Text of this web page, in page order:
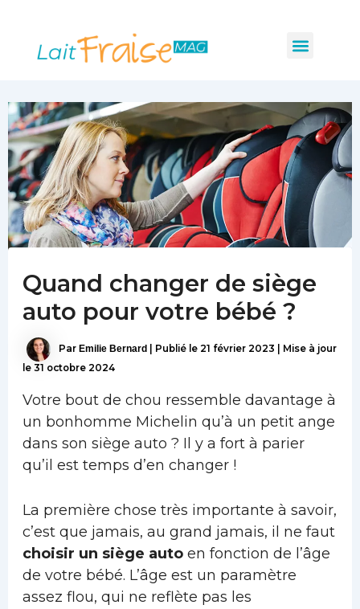
contenu
Menu
Quand changer de siège
auto pour votre bébé ?
Par Emilie Bernard Publié le 21 février 2023
Mise à jour
le 31 octobre 2024
Votre bout de chou ressemble davantage à
un bonhomme Michelin qu’à un petit ange
dans son siège auto ? Il y a fort à parier
qu’il est temps d’en changer !
La première chose très importante à savoir,
c’est que jamais, au grand jamais, il ne faut
choisir un siège auto en fonction de l’âge
de votre bébé. L’âge est un paramètre
assez flou, qui ne reflète pas les
articles